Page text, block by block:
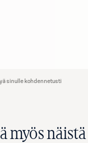
sinulle kohdennetusti
myös näistä